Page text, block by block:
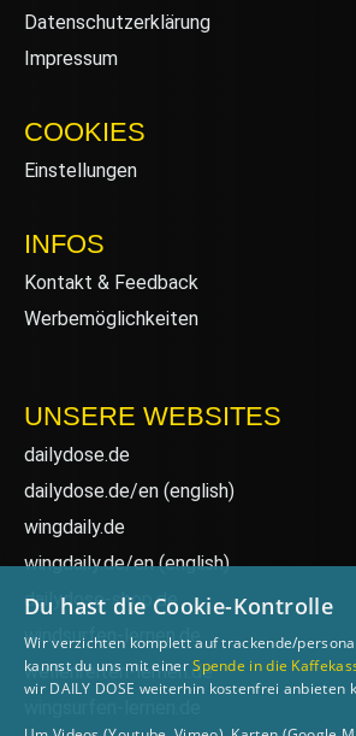
Datenschutzerklärung
Impressum
COOKIES
Einstellungen
INFOS
Kontakt & Feedback
Werbemöglichkeiten
UNSERE WEBSITES
dailydose.de
dailydose.de/en (english)
wingdaily.de
wingdaily.de/en(english)
dailydose-shop.de
windsurfen-lernen.de
wellenreiten-lernen.de
Du hast die Cookie-Kontrolle
Wir verzichten komplett auf trackende/
kannst du uns mit einerSpende in die
wir DAILY DOSE weiterhin kostenfrei anbieten